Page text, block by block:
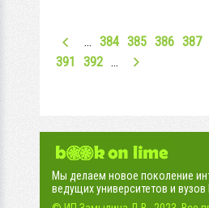
… 384 385 386 387
391
392 …
Мы делаем новое поколение
ведущих университетов и вузов